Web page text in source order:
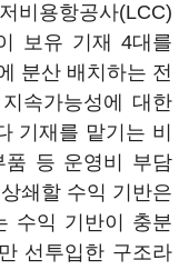
비용항공사(LCC)
보유 기재 4대를
분산 배치하는 전
속가능성에 대한
기재를 맡기는 비
품 등 운영비 부담
쇄할 수익 기반은
수익 기반이 충분
선투입한 구조라